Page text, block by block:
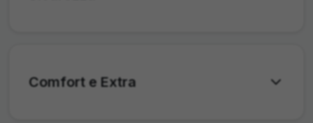
parcheggio automatico, controllo corsia,
Comfort e Extra